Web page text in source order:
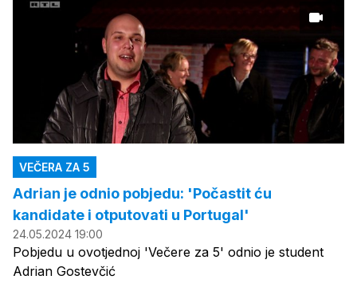
VEČERA ZA 5
Adrian je odnio pobjedu: 'Počastit ću
kandidate i otputovati u Portugal'
24.05.2024 19:00
Pobjedu u ovotjednoj 'Večere za 5' odnio je student
Adrian Gostevčić